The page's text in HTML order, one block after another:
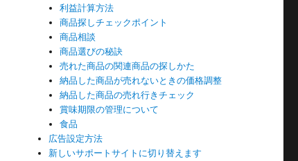
利益計算方法
商品探しチェックポイント
商品相談
商品選びの秘訣
売れた商品の関連商品の探しかた
納品した商品が売れないときの価格調整
納品した商品の売れ行きチェック
賞味期限の管理について
食品
広告設定方法
新しいサポートサイトに切り替えます